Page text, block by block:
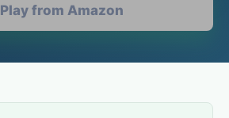
Play from Amazon